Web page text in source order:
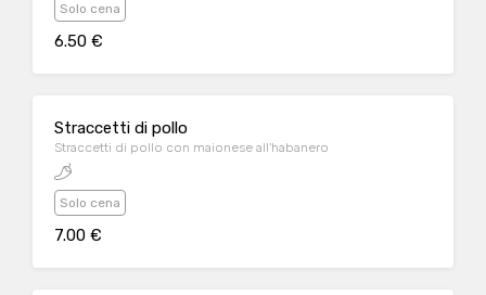
Solo cena
6.50 €
Straccetti di pollo
Straccetti di pollo con maionese all'habanero
Solo cena
7.00 €